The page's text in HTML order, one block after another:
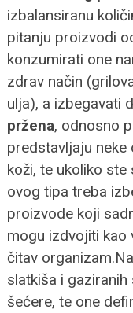
izbalansiranu
pitanju proizvodi
konzumirati one
zdrav način
ulja), a izbegavati
pržena, odnosno
predstavljaju neke
koži, te ukoliko ste
ovog tipa treba
proizvode koji
mogu izdvojiti kao
čitav organizam.
slatkiša i
šećere, te one